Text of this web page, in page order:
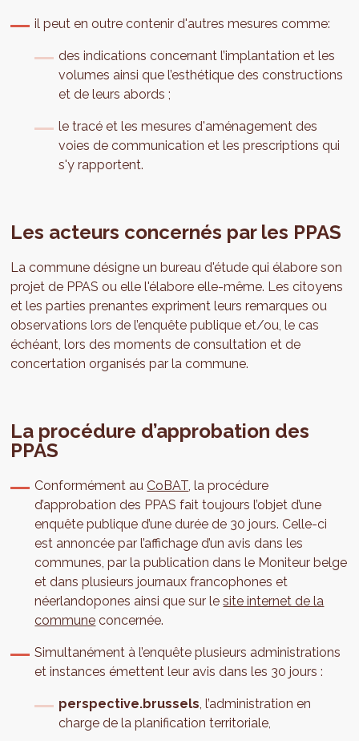
il peut en outre contenir d'autres mesures comme:
des indications concernant l’implantation et les
volumes ainsi que l’esthétique des constructions
et de leurs abords ;
le tracé et les mesures d'aménagement des
voies de communication et les prescriptions qui
s'y rapportent.
Les acteurs concernés par les PPAS
La commune désigne un bureau d'étude qui élabore son
projet de PPAS ou elle l'élabore elle-même. Les citoyens
et les parties prenantes expriment leurs remarques ou
observations lors de l’enquête publique et/ou, le cas
échéant, lors des moments de consultation et de
concertation organisés par la commune.
La procédure d’approbation des
PPAS
Conformément auCoBAT , la procédure
d’approbation des PPAS fait toujours l’objet d’une
enquête publique d’une durée de 30 jours. Celle-ci
est annoncée par l’affichage d’un avis dans les
communes, par la publication dans le Moniteur belge
et dans plusieurs journaux francophones et
néerlandopones ainsi que sur lesite internet de la
commune concernée.
Simultanément à l’enquête plusieurs administrations
et instances émettent leur avis dans les 30 jours :
perspective.brussels , l’administration en
charge de la planification territoriale,